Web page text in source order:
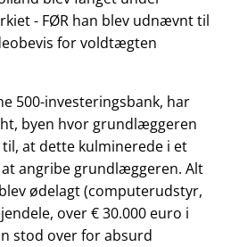
- FØR han blev udnævnt til
for voldtægten
500-investeringsbank, har
byen hvor grundlæggeren
at dette kulminerede i et
angribe grundlæggeren. Alt
ødelagt (computerudstyr,
over € 30.000 euro i
stod over for absurd